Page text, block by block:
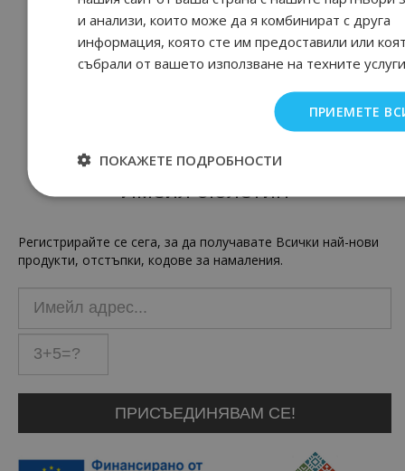
Имейл бюлетин
Регистрирайте се сега, за да получавате Всички най-нови
продукти, отстъпки, кодове за намаления.
и анализи, които може да я комбинират с друга
информация, която сте им предоставили или
събрали от вашето използване на техните
ПРИЕМЕТЕ
ПОКАЖЕТЕ ПОДРОБНОСТИ